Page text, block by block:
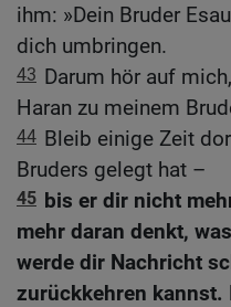
ihm: »Dein Bruder
dich umbringen.
43 Darum hör auf
Haran zu meinem
44 Bleib einige Zeit
Bruders gelegt hat –
45 bis er dir nicht
mehr daran denkt,
werde dir Nachricht
zurückkehren